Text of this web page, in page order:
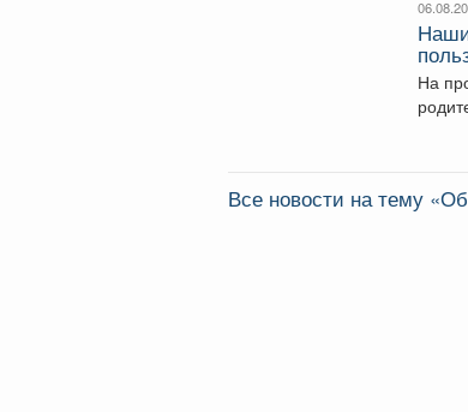
На
Все новости на тему